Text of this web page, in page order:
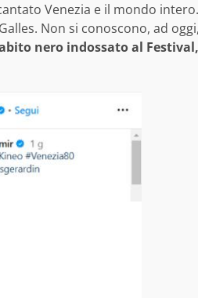
Venezia e il mondo
Non si conoscono, ad
nero indossato al Festival,